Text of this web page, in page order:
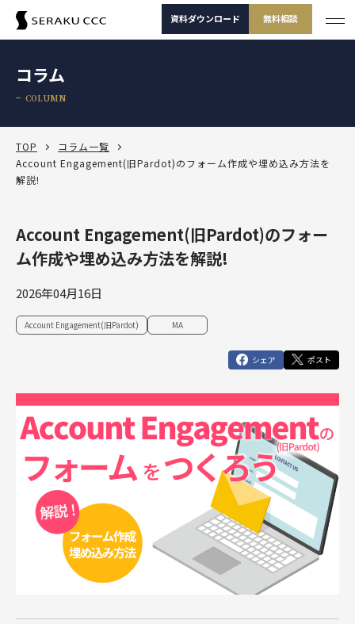
資料ダウンロード 無料相談
サービス一覧
Salesforce活用診断
-30秒でかんたん診断-
サービスから選
ぶ
ング支援
対象製品
Salesforce
ダッシュボ
ードワーク
ショップ
カスタマー
ジャーニー
ップ
駐・リモー
ト）
対象製品
Salesforce
Tableau
Account
Engagement
Marketing
Data Cloud
その他サー
BtoBマ
ーケティング
支援
HubSpot
サービス一覧
サービスから選ぶ
セールスコンサルティング支援
ダッシュボードワークショップ
カスタマージャーニーワークショップ
SFAマネジメントワークショップ
商談フェーズ設計ワークショップ
サクセスパスワークショップ
Tableau
定着・運用支援（常駐・リモート）
Salesforce
Tableau
Account Engagement
Data Cloud
Agentforce
その他サービス
BtoBマーケティング支援
HubSpot
定着・活用支援
運用(常駐・リモート)支援
エンジニア派遣
Tableau
定着・活用支援
定着・活用支援
Agentforce
HubSpot
導入、定着・活用支援
BtoBマーケティング支援
よくある課題
Salesforceを導入したけどうまく使えていない
Salesforceセールスコンサルティング 支援
支援事例
セミナー
コラム
選ばれる理由
資料ダウンロード
コラム
COLUMN
TOP
コラム一覧
Account Engagement(旧Pardot)のフォーム作成や埋め込み方法を
解説!
Account Engagement(旧Pardot)のフォー
ム作成や埋め込み方法を解説!
2026年04月16日
Account Engagement(旧Pardot) MA
シェア ポスト